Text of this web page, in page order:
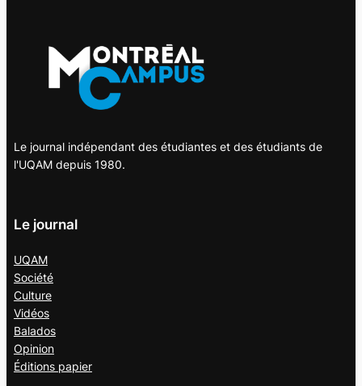
Le journal indépendant des étudiantes et des étudiants de
l'UQAM depuis 1980.
Le journal
UQAM
Société
Culture
Vidéos
Balados
Opinion
Éditions papier